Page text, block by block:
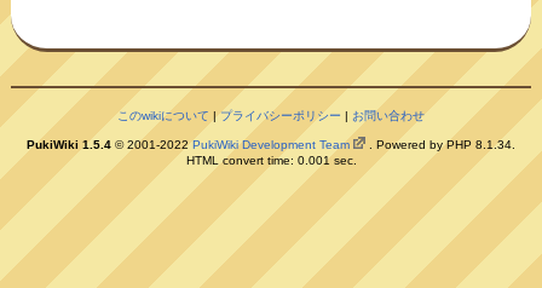
このwikiについて |プライバシーポリシー | お問い合わせ
PukiWiki 1.5.4 © 2001-2022PukiWiki Development Team
. Powered by PHP 8.1.34.
HTML convert time: 0.001 sec.